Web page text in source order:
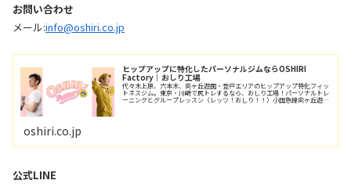
お問い合わせ
メール:info@oshiri.co.jp
ヒップアップに特化したパーソナルジムならOSHIRI
Factory｜おしり工場
代々木上原、六本木、向ヶ丘遊園・登戸エリアのヒップアップ特化フィッ
トネスジム。東京・川崎で尻トレするなら、おしり工場！パーソナルトレ
ーニングとグループレッスン（レッツ！おしり！！）小田急線向ヶ丘遊園
oshiri.co.jp
公式LINE